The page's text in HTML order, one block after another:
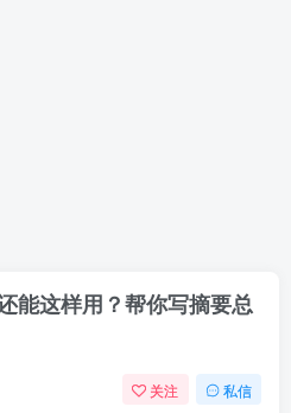
能这样用？帮你写摘要总
关注 私信